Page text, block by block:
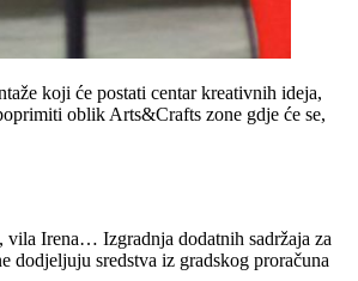
koji će postati centar kreativnih ideja,
oblik Arts&Crafts zone gdje će se,
Irena… Izgradnja dodatnih sadržaja za
dodjeljuju sredstva iz gradskog proračuna